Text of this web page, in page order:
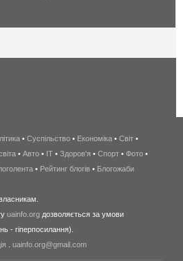
беспроводной
интернет
киев
wimax
в
• Суспільство • Економіка • Світ •
• Авто • IT • Здоров'я • Спорт • Фото •
• Рейтинг блогів • Блогожаби
uainfo.org дозволяється за умови
- гіперпосилання).
uainfo.org@gmail.com